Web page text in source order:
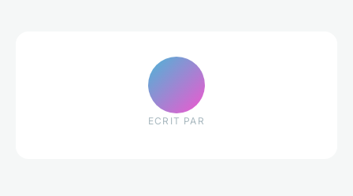
ECRIT PAR